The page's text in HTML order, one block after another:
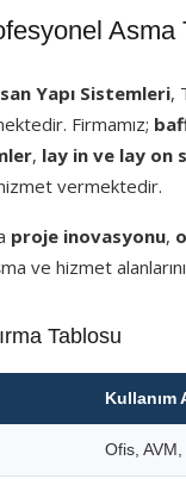
Asma
Yapı Sistemleri,
Firmamız;
, lay in ve lay on
vermektedir.
proje inovasyonu,
ve hizmet
Tablosu
Kullanım
Ofis,